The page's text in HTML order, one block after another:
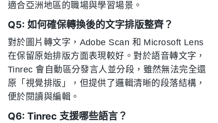
適合亞洲地區的職場與學習場景。
Q5: 如何確保轉換後的文字排版整齊？
對於圖片轉文字，Adobe Scan 和 Microsoft Lens
在保留原始排版方面表現較好。對於語音轉文字，
Tinrec 會自動區分發言人並分段，雖然無法完全還
原「視覺排版」，但提供了邏輯清晰的段落結構，
便於閱讀與編輯。
Q6: Tinrec 支援哪些語言？